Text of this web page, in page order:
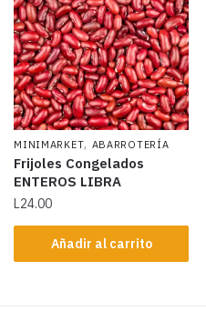
MINIMARKET, ABARROTERÍA
Frijoles Congelados
ENTEROS LIBRA
L24.00
Añadir al carrito